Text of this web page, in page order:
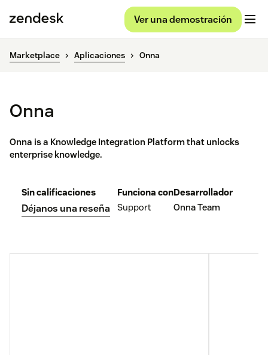
Ver una demostración
Marketplace Aplicaciones Onna
Onna
Onna is a Knowledge Integration Platform that unlocks
enterprise knowledge.
Sin calificaciones
Déjanos una reseña
Funciona con
Support
Desarrollador
Onna Team